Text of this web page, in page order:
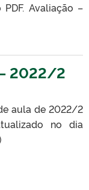
Avaliação –
2022/2
aula de 2022/2
no dia